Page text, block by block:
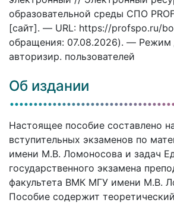
образовательной среды СПО
[сайт]. — URL: https://profspo.ru/
обращения: 07.08.2026). — Режим
авторизир. пользователей
Об издании
Настоящее пособие составлено
вступительных экзаменов по
имени М.В. Ломоносова и задач
государственного экзамена
факультета ВМК МГУ имени М.В.
Пособие содержит